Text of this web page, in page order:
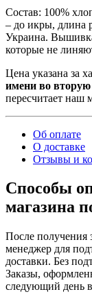
Состав: 100%
– до икры, длина
Украина.
которые не
Цена указана за
имени во вторую
пересчитает наш
Об оплате
О доставке
Отзывы и
Способы
магазина
После получения
менеджер для
доставки. Без
Заказы,
следующий день